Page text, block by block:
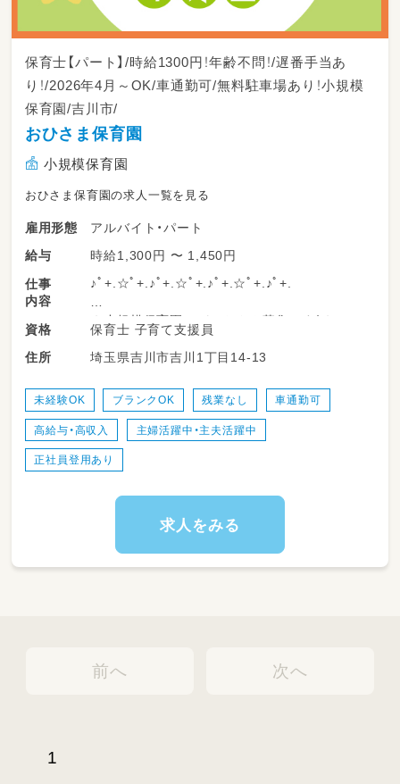
保育士【パート】/時給1300円！年齢不問！/遅番手当あ
り！/2026年4月～OK/車通勤可/無料駐車場あり！小規模
保育園/吉川市/
おひさま保育園
小規模保育園
おひさま保育園の求人一覧を見る
雇用形態
アルバイト・パート
給与
時給1,300円 〜 1,450円
仕事
内容
♪ﾟ+.☆ﾟ+.♪ﾟ+.☆ﾟ+.♪ﾟ+.☆ﾟ+.♪ﾟ+.
★小規模保育園 パートさん募集です！★
13時～19時まで保育をお願いします。
絵本やおもちゃの配置掃除
保護者対応、土曜日保育当番制
年に5回程、土曜日開催の会議に出席していただ
きます。
ご自身の悩みなども話しあえる場になっており
♪ﾟ+.☆ﾟ+.♪ﾟ+.☆ﾟ+.♪ﾟ+.☆ﾟ+.♪ﾟ+.
資格
保育士 子育て支援員
住所
埼玉県吉川市吉川1丁目14-13
未経験OK ブランクOK 残業なし 車通勤可
高給与・高収入 主婦活躍中・主夫活躍中
正社員登用あり
求人をみる
前へ
1
次へ